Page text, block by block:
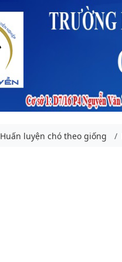
Huấn luyện chó theo giống